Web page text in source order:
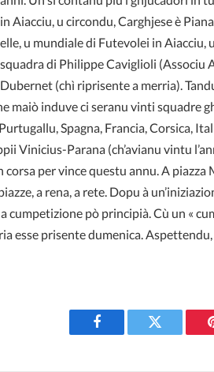
in Aiacciu, u circondu, Carghjese è
elle, u mundiale di Futevolei in Aiacciu,
squadra di Philippe Caviglioli (Associu
Dubernet (chì riprisente a merria).
maiò induve ci seranu vinti squadre
Spagna, Francia, Corsica,
Vinicius-Parana (ch’avianu vintu
corsa per vince questu annu. A
a rena, a rete. Dopu à
cumpetizione pò principià. Cù un «
esse prisente dumenica.
Facebook Twitter